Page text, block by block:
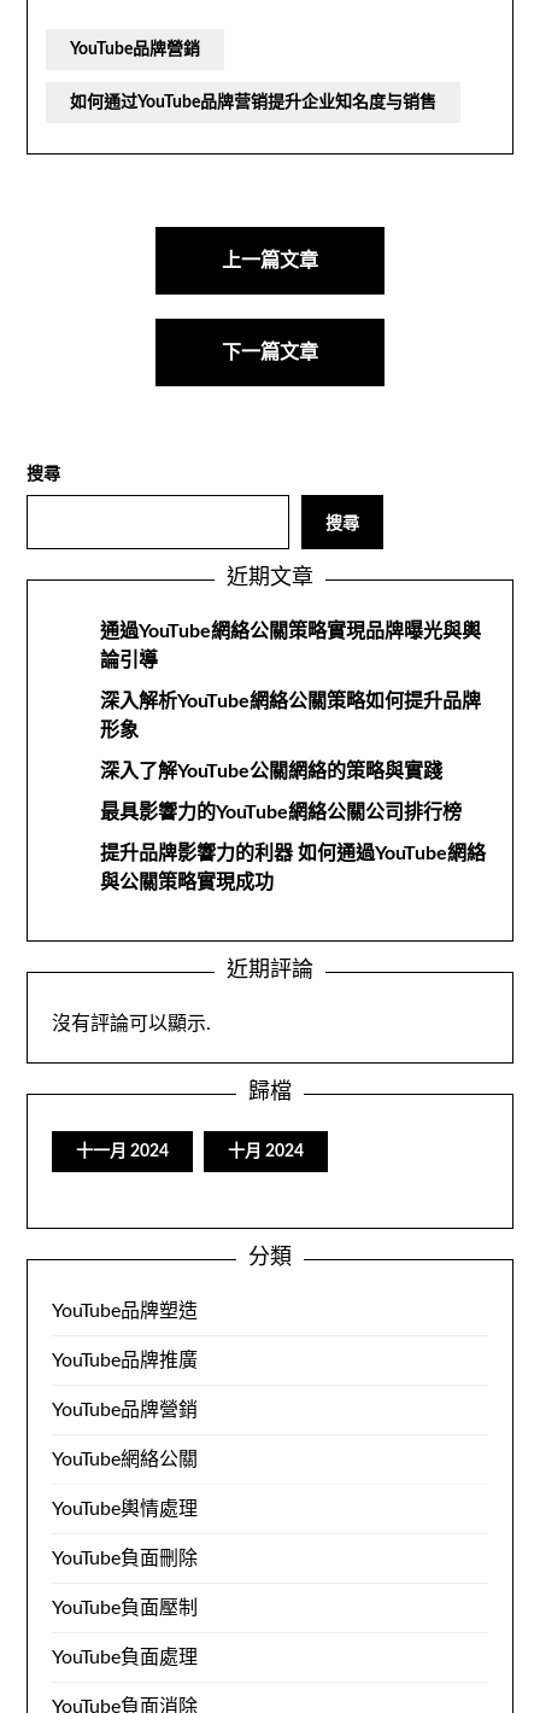
YouTube品牌營銷
如何通过YouTube品牌营销提升企业知名度与销售
上一篇文章
下一篇文章
搜尋
搜尋
近期文章
通過YouTube網絡公關策略實現品牌曝光與輿
論引導
深入解析YouTube網絡公關策略如何提升品牌
形象
深入了解YouTube公關網絡的策略與實踐
最具影響力的YouTube網絡公關公司排行榜
提升品牌影響力的利器 如何通過YouTube網絡
與公關策略實現成功
近期評論
沒有評論可以顯示.
歸檔
十一月 2024 十月 2024
分類
YouTube品牌塑造
YouTube品牌推廣
YouTube品牌營銷
YouTube網絡公關
YouTube輿情處理
YouTube負面刪除
YouTube負面壓制
YouTube負面處理
YouTube負面消除